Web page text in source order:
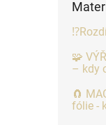
🧩
– kdy
🧲
fólie -